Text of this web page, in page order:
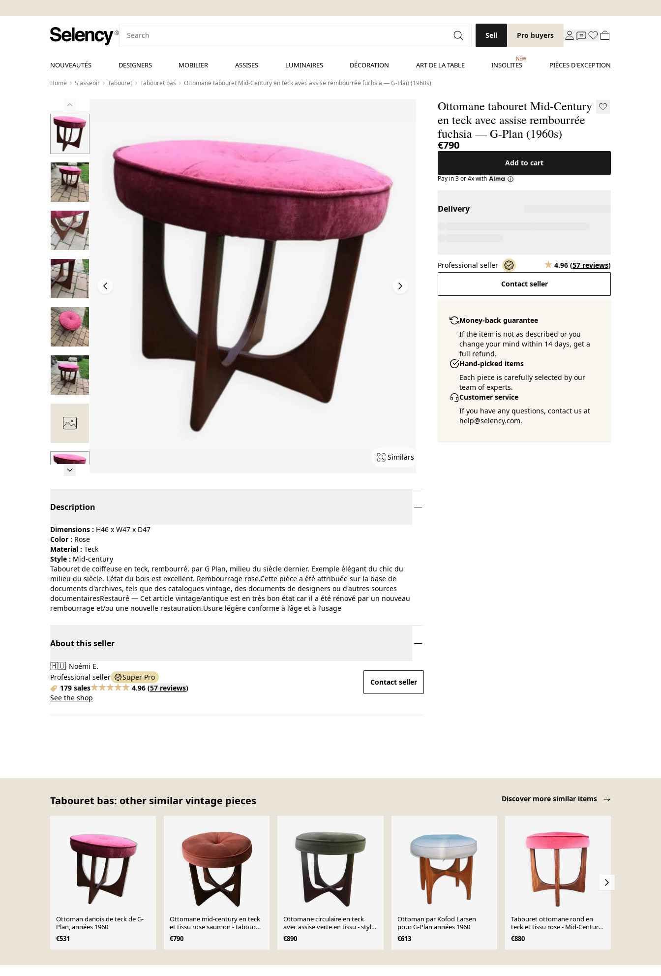
Sell Pro buyers
NOUVEAUTÉS DESIGNERS MOBILIER ASSISES LUMINAIRES DÉCORATION ART DE LA TABLE INSOLITES
NEW
PIÈCES D'EXCEPTION
Home S'asseoir Tabouret Tabouret bas Ottomane tabouret Mid-Century en teck avec assise rembourrée fuchsia — G-Plan (1960s)
Similars
Ottomane tabouret Mid-Century
en teck avec assise rembourrée
fuchsia — G-Plan (1960s)
€790
Add to cart
Pay in 3 or 4x with
Delivery
Professional seller 4.96 (57 reviews)
Contact seller
Money-back guarantee
If the item is not as described or you
change your mind within 14 days, get a
full refund.
Hand-picked items
Each piece is carefully selected by our
team of experts.
Customer service
If you have any questions, contact us at
help@selency.com.
Description
Dimensions : H46 x W47 x D47
Color :
rose
Material :
teck
Style :
mid-century
Tabouret de coiffeuse en teck, rembourré, par G Plan, milieu du siècle dernier. Exemple élégant du chic du
milieu du siècle. L'état du bois est excellent. Rembourrage rose.Cette pièce a été attribuée sur la base de
documents d'archives, tels que des catalogues vintage, des documents de designers ou d'autres sources
documentairesRestauré — Cet article vintage/antique est en très bon état car il a été rénové par un nouveau
rembourrage et/ou une nouvelle restauration.Usure légère conforme à l’âge et à l’usage
About this seller
🇭🇺 Noémi E.
Professional seller
Super Pro
179 sales
4.96 (57 reviews)
See the shop
Contact seller
Tabouret bas: other similar vintage pieces Discover more similar items
Ottoman danois de teck de G-
Plan, années 1960
€531
Ottomane mid-century en teck
et tissu rose saumon - tabouret
sculptural G-Plan années 1960
€790
Ottomane circulaire en teck
avec assise verte en tissu - style
Mid-Century 1960s
€890
Ottoman par Kofod Larsen
pour G-Plan années 1960
€613
Tabouret ottomane rond en
teck et tissu rose - Mid-Century
Kofod Larsen pour G Plan
€880